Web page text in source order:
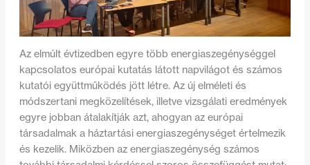
Az elmúlt évtizedben egyre több energiaszegénységgel
kapcsolatos európai kutatás látott napvilágot és számos
kutatói együttműködés jött létre. Az új elméleti és
módszertani megközelítések, illetve vizsgálati eredmények
egyre jobban átalakítják azt, ahogyan az európai
társadalmak a háztartási energiaszegénységet értelmezik
és kezelik. Miközben az energiaszegénység számos